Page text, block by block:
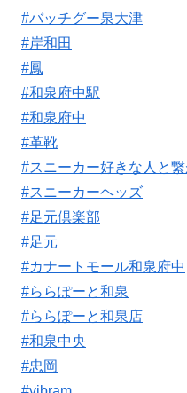
#バッチグー泉大津
#岸和田
#鳳
#和泉府中駅
#和泉府中
#革靴
#スニーカー好きな人と
#スニーカーヘッズ
#足元倶楽部
#足元
#カナートモール和泉府中
#ららぽーと和泉
#ららぽーと和泉店
#和泉中央
#忠岡